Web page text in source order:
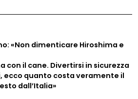
nel mondo naturale.
«Non dimenticare Hiroshima e
con il cane. Divertirsi in sicurezza
ecco quanto costa veramente il
dall’Italia»